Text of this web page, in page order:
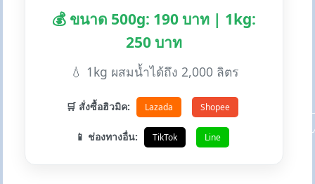
💰 ขนาด 500g: 190 บาท | 1kg:
250 บาท
💧 1kg ผสมน้ำได้ถึง 2,000 ลิตร
🛒 สั่งซื้อฮิวมิค: Lazada Shopee
📱 ช่องทางอื่น: TikTok Line